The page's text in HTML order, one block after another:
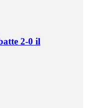
2-0 il